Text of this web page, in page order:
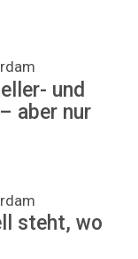
und
aber nur
steht, wo